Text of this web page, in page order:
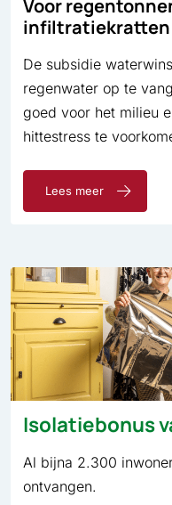
Voor
infiltratiekratten
De subsidie
regenwater op te
goed voor het milieu
hittestress te
Lees meer
Isolatiebonus
Al bijna 2.300
ontvangen.